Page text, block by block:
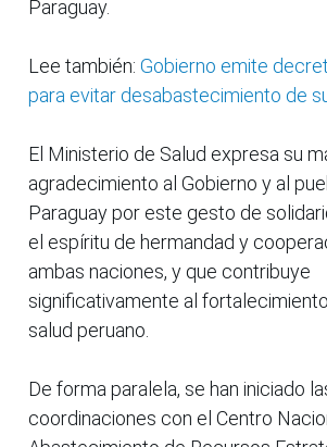
Paraguay.
Lee también: Gobierno emite
para evitar desabastecimiento de
El Ministerio de Salud expresa su
agradecimiento al Gobierno y al
Paraguay por este gesto de
el espíritu de hermandad y
ambas naciones, y que contribuye
significativamente al
salud peruano.
De forma paralela, se han iniciado
coordinaciones con el Centro